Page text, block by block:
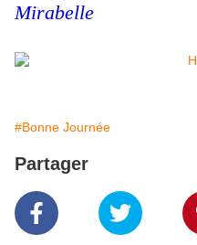
Mirabelle
#Bonne Journée
Partager